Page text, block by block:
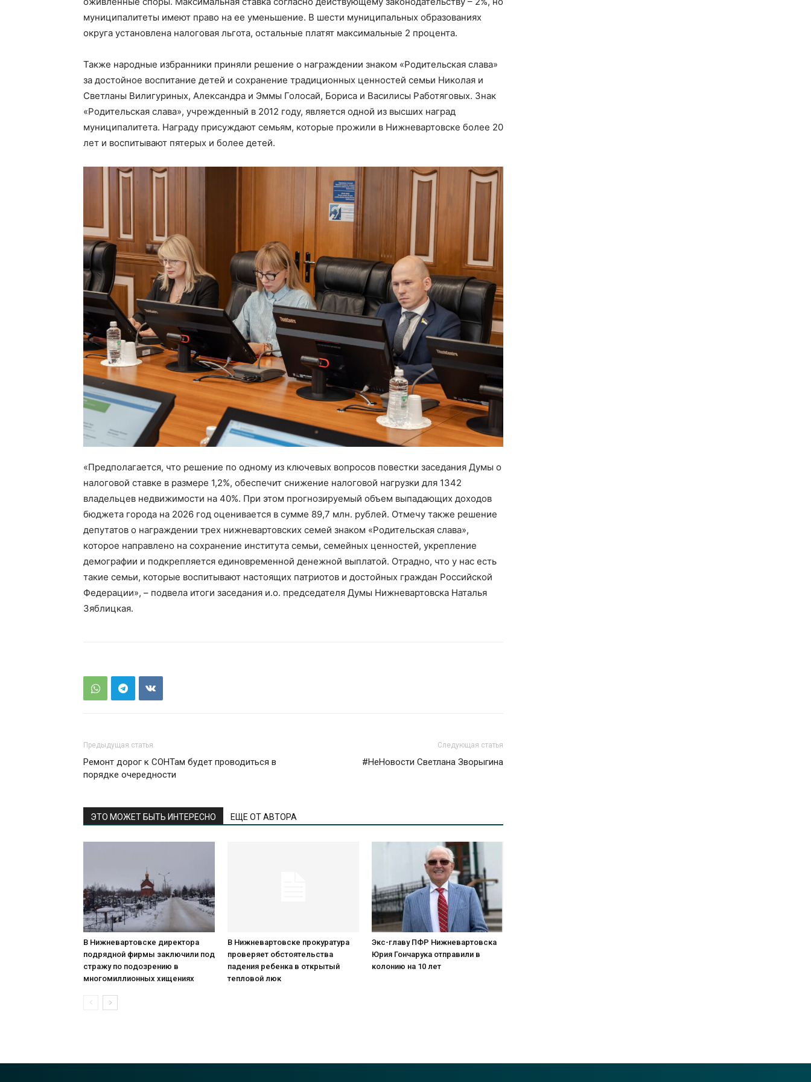
муниципалитеты имеют право на ее уменьшение. В шести муниципальных образованиях
округа установлена налоговая льгота, остальные платят максимальные 2 процента.
Также народные избранники приняли решение о награждении знаком «Родительская слава»
за достойное воспитание детей и сохранение традиционных ценностей семьи Николая и
Светланы Вилигуриных, Александра и Эммы Голосай, Бориса и Василисы Работяговых. Знак
«Родительская слава», учрежденный в 2012 году, является одной из высших наград
муниципалитета. Награду присуждают семьям, которые прожили в Нижневартовске более 20
лет и воспитывают пятерых и более детей.
«Предполагается, что решение по одному из ключевых вопросов повестки заседания Думы о
налоговой ставке в размере 1,2%, обеспечит снижение налоговой нагрузки для 1342
владельцев недвижимости на 40%. При этом прогнозируемый объем выпадающих доходов
бюджета города на 2026 год оценивается в сумме 89,7 млн. рублей. Отмечу также решение
депутатов о награждении трех нижневартовских семей знаком «Родительская слава»,
которое направлено на сохранение института семьи, семейных ценностей, укрепление
демографии и подкрепляется единовременной денежной выплатой. Отрадно, что у нас есть
такие семьи, которые воспитывают настоящих патриотов и достойных граждан Российской
Федерации», – подвела итоги заседания и.о. председателя Думы Нижневартовска Наталья
Зяблицкая.
Предыдущая статья
Ремонт дорог к СОНТам будет проводиться в
порядке очередности
Следующая статья
#НеНовости Светлана Зворыгина
ЭТО МОЖЕТ БЫТЬ ИНТЕРЕСНО ЕЩЕ ОТ АВТОРА
В Нижневартовске директора
подрядной фирмы заключили под
стражу по подозрению в
многомиллионных хищениях
В Нижневартовске прокуратура
проверяет обстоятельства
падения ребенка в открытый
тепловой люк
Экс-главу ПФР Нижневартовска
Юрия Гончарука отправили в
колонию на 10 лет